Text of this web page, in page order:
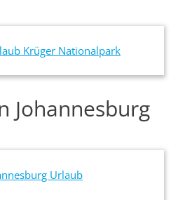
Krüger Nationalpark
Johannesburg
Urlaub